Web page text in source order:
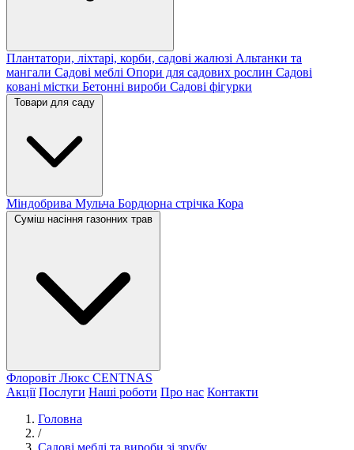
Плантатори, ліхтарі, корби, садові жалюзі Альтанки та
мангали Садові меблі Опори для садових рослин Садові
ковані містки Бетонні вироби Садові фігурки
Товари для саду
Міндобрива Мульча Бордюрна стрічка Кора
Суміш насіння газонних трав
Флоровіт Люкс СENTNAS
Акції Послуги Наші роботи Про нас Контакти
Головна
/
Садові меблі та вироби зі зрубу